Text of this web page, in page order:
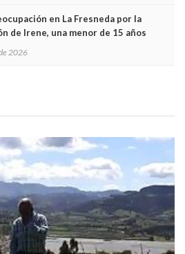
en La Fresneda por la
de Irene, una menor de 15 años
2026